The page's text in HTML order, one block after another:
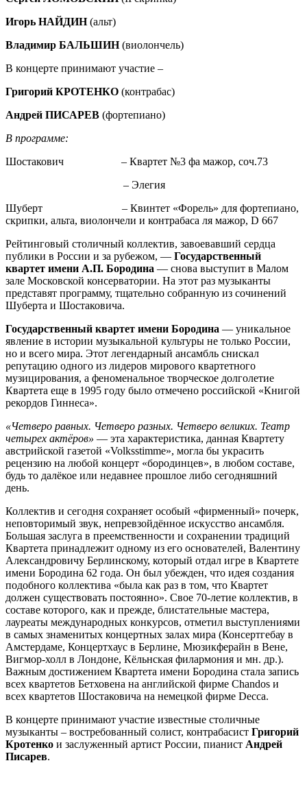
Игорь НАЙДИН(альт)
Владимир БАЛЬШИН(виолончель)
В концерте принимают участие –
Григорий КРОТЕНКО (контрабас)
Андрей ПИСАРЕВ (фортепиано)
В программе:
Шостакович – Квартет №3 фа мажор, соч.73
– Элегия
Шуберт – Квинтет «Форель» для фортепиано,
скрипки, альта, виолончели и контрабаса ля мажор, D 667
Рейтинговый столичный коллектив, завоевавший сердца
публики в России и за рубежом, — Государственный
квартет имени А.П. Бородина — снова выступит в Малом
зале Московской консерватории. На этот раз музыканты
представят программу, тщательно собранную из сочинений
Шуберта и Шостаковича.
Государственный квартет имени Бородина — уникальное
явление в истории музыкальной культуры не только России,
но и всего мира. Этот легендарный ансамбль снискал
репутацию одного из лидеров мирового квартетного
музицирования, а феноменальное творческое долголетие
Квартета еще в 1995 году было отмечено российской «Книгой
рекордов Гиннеса».
«Четверо равных. Четверо разных. Четверо великих. Театр
четырех актёров» — эта характеристика, данная Квартету
австрийской газетой «Volksstimme», могла бы украсить
рецензию на любой концерт «бородинцев», в любом составе,
будь то далёкое или недавнее прошлое либо сегодняшний
день.
Коллектив и сегодня сохраняет особый «фирменный» почерк,
неповторимый звук, непревзойдённое искусство ансамбля.
Большая заслуга в преемственности и сохранении традиций
Квартета принадлежит одному из его основателей, Валентину
Александровичу Берлинскому, который отдал игре в Квартете
имени Бородина 62 года. Он был убежден, что идея создания
подобного коллектива «была как раз в том, что Квартет
должен существовать постоянно». Свое 70-летие коллектив, в
составе которого, как и прежде, блистательные мастера,
лауреаты международных конкурсов, отметил выступлениями
в самых знаменитых концертных залах мира (Консертгебау в
Амстердаме, Концертхаус в Берлине, Мюзикферайн в Вене,
Вигмор-холл в Лондоне, Кёльнская филармония и мн. др.).
Важным достижением Квартета имени Бородина стала запись
всех квартетов Бетховена на английской фирмe Chandos и
всех квартетов Шостаковича на немецкой фирме Decca.
В концерте принимают участие известные столичные
музыканты – востребованный солист, контрабасист Григорий
Кротенко и заслуженный артист России, пианист Андрей
Писарев.